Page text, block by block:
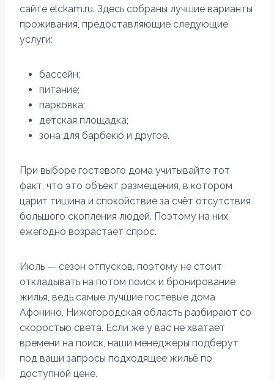
сайте elckam.ru. Здесь собраны лучшие варианты
проживания, предоставляющие следующие
услуги:
бассейн;
питание;
парковка;
детская площадка;
зона для барбекю и другое.
При выборе гостевого дома учитывайте тот
факт, что это объект размещения, в котором
царит тишина и спокойствие за счёт отсутствия
большого скопления людей. Поэтому на них
ежегодно возрастает спрос.
Июль — сезон отпусков, поэтому не стоит
откладывать на потом поиск и бронирование
жилья, ведь самые лучшие гостевые дома
Афонино, Нижегородская область разбирают со
скоростью света. Если же у вас не хватает
времени на поиск, наши менеджеры подберут
под ваши запросы подходящее жильё по
доступной цене.